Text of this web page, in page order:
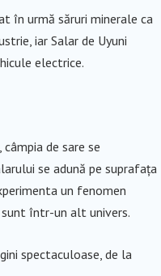
în urmă săruri minerale ca
iar Salar de Uyuni
electrice.
de sare se
se adună pe suprafața
un fenomen
într-un alt univers.
spectaculoase, de la